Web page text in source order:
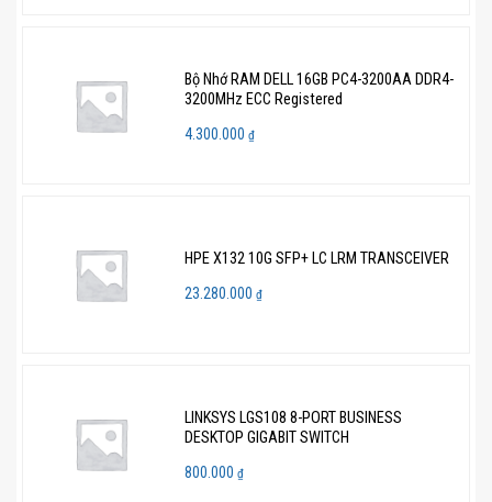
Bộ Nhớ RAM DELL 16GB PC4-3200AA DDR4-
3200MHz ECC Registered
4.300.000 ₫
HPE X132 10G SFP+ LC LRM TRANSCEIVER
23.280.000 ₫
LINKSYS LGS108 8-PORT BUSINESS
DESKTOP GIGABIT SWITCH
800.000 ₫